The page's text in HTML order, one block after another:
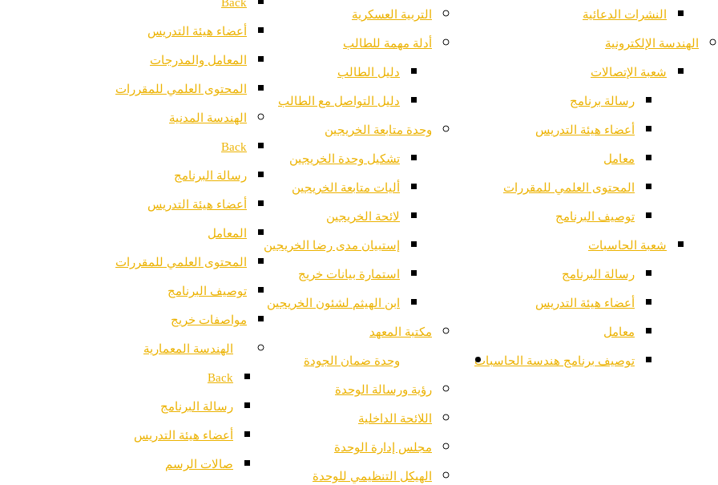
النشرات الدعائية
الهندسة الإلكترونية
شعبة الإتصالات
رسالة برنامج
أعضاء هيئة التدريس
معامل
المحتوى العلمي للمقررات
توصيف البرنامج
شعبة الحاسبات
رسالة البرنامج
أعضاء هيئة التدريس
معامل
توصيف برنامج هندسة الحاسبات
التربية العسكرية
أدلة مهمة للطالب
دليل الطالب
دليل التواصل مع الطالب
وحدة متابعة الخريجين
تشكيل وحدة الخريجين
أليات متابعة الخريجين
لائحة الخريجين
إستبيان مدى رضا الخريجين
استمارة بيانات خريج
ابن الهيثم لشئون الخريجين
مكتبة المعهد
وحدة ضمان الجودة
رؤية ورسالة الوحدة
اللائحة الداخلية
مجلس إدارة الوحدة
الهيكل التنظيمي للوحدة
Back
أعضاء هيئة التدريس
المعامل والمدرجات
المحتوى العلمي للمقررات
الهندسة المدنية
Back
رسالة البرنامج
أعضاء هيئة التدريس
المعامل
المحتوى العلمي للمقررات
توصيف البرنامج
مواصفات خريج
الهندسة المعمارية
Back
رسالة البرنامج
أعضاء هيئة التدريس
صالات الرسم